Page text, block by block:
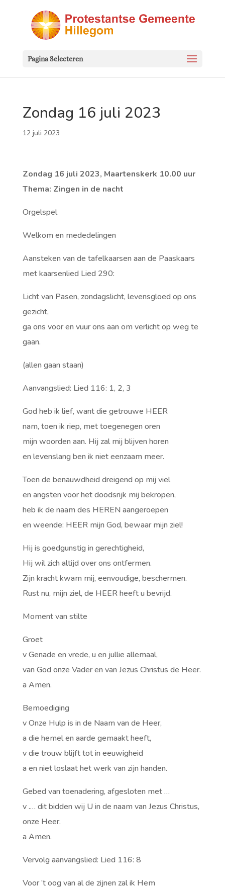
Pagina Selecteren
Zondag 16 juli 2023
12 juli 2023
Zondag 16 juli 2023, Maartenskerk 10.00 uur
Thema: Zingen in de nacht
Orgelspel
Welkom en mededelingen
Aansteken van de tafelkaarsen aan de Paaskaars
met kaarsenlied Lied 290:
Licht van Pasen, zondagslicht, levensgloed op ons
gezicht,
ga ons voor en vuur ons aan om verlicht op weg te
gaan.
(allen gaan staan)
Aanvangslied: Lied 116: 1, 2, 3
God heb ik lief, want die getrouwe HEER
nam, toen ik riep, met toegenegen oren
mijn woorden aan. Hij zal mij blijven horen
en levenslang ben ik niet eenzaam meer.
Toen de benauwdheid dreigend op mij viel
en angsten voor het doodsrijk mij bekropen,
heb ik de naam des HEREN aangeroepen
en weende: HEER mijn God, bewaar mijn ziel!
Hij is goedgunstig in gerechtigheid,
Hij wil zich altijd over ons ontfermen.
Zijn kracht kwam mij, eenvoudige, beschermen.
Rust nu, mijn ziel, de HEER heeft u bevrijd.
Moment van stilte
Groet
v Genade en vrede, u en jullie allemaal,
van God onze Vader en van Jezus Christus de Heer.
a Amen.
Bemoediging
v Onze Hulp is in de Naam van de Heer,
a die hemel en aarde gemaakt heeft,
v die trouw blijft tot in eeuwigheid
a en niet loslaat het werk van zijn handen.
Gebed van toenadering, afgesloten met …
v .… dit bidden wij U in de naam van Jezus Christus,
onze Heer.
a Amen.
Vervolg aanvangslied: Lied 116: 8
Voor ’t oog van al de zijnen zal ik Hem